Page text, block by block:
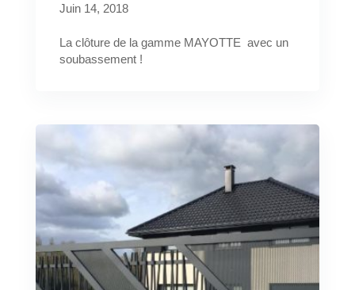
Juin 14, 2018
La clôture de la gamme MAYOTTE avec un
soubassement !